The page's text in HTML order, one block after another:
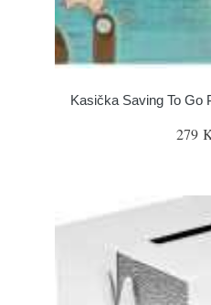
Kasička Saving To Go
279